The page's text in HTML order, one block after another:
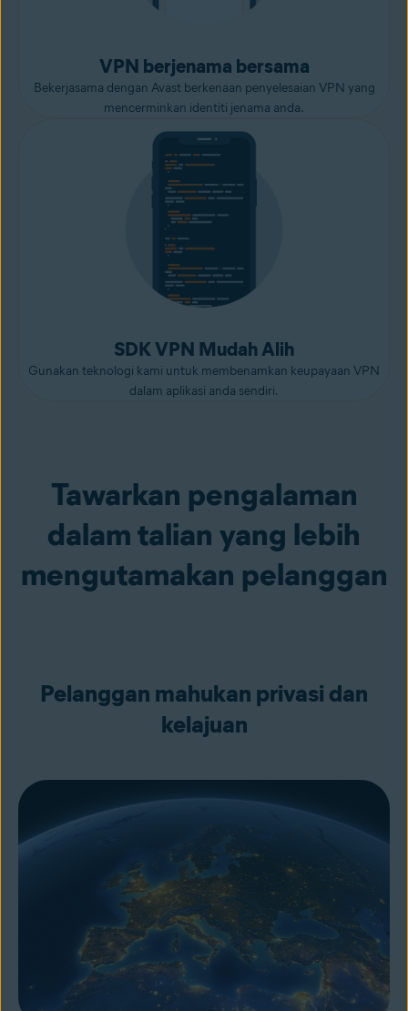
VPN berjenama bersama
Bekerjasama dengan Avast berkenaan penyelesaian VPN yang
mencerminkan identiti jenama anda.
SDK VPN Mudah Alih
Gunakan teknologi kami untuk membenamkan keupayaan VPN
dalam aplikasi anda sendiri.
Tawarkan pengalaman
dalam talian yang lebih
mengutamakan pelanggan
Pelanggan mahukan privasi dan
kelajuan